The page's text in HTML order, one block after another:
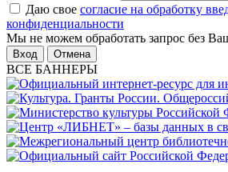
Даю свое согласие на обработку
конфиденциальности
Мы не можем обработать запрос без
Отмена
ВСЕ БАННЕРЫ